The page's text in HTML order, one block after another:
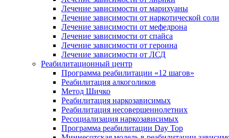
Лечение зависимости от марихуаны
Лечение зависимости от наркотической соли
Лечение зависимости от мефедрона
Лечение зависимости от спайса
Лечение зависимости от героина
Лечение зависимости от ЛСД
Реабилитационный центр
Программа реабилитации «12 шагов»
Реабилитация алкоголиков
Метод Шичко
Реабилитация наркозависимых
Реабилитация несовершеннолетних
Ресоциализация наркозависимых
Программа реабилитации Day Top